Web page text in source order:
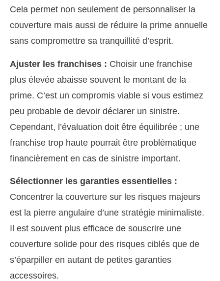
Cela permet non seulement de personnaliser la
couverture mais aussi de réduire la prime annuelle
sans compromettre sa tranquillité d’esprit.
Ajuster les franchises : Choisir une franchise
plus élevée abaisse souvent le montant de la
prime. C’est un compromis viable si vous estimez
peu probable de devoir déclarer un sinistre.
Cependant, l’évaluation doit être équilibrée ; une
franchise trop haute pourrait être problématique
financièrement en cas de sinistre important.
Sélectionner les garanties essentielles :
Concentrer la couverture sur les risques majeurs
est la pierre angulaire d’une stratégie minimaliste.
Il est souvent plus efficace de souscrire une
couverture solide pour des risques ciblés que de
s’éparpiller en autant de petites garanties
accessoires.